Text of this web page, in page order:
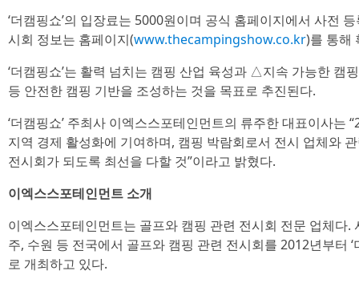
‘더캠핑쇼’의 입장료는 5000원이며 공식 홈페이지에서 사전
시회 정보는 홈페이지(www.thecampingshow.co.kr)를 통해
‘더캠핑쇼’는 활력 넘치는 캠핑 산업 육성과 △지속 가능한 캠
등 안전한 캠핑 기반을 조성하는 것을 목표로 추진된다.
‘더캠핑쇼’ 주최사 이엑스스포테인먼트의 류주한 대표이사는
지역 경제 활성화에 기여하며, 캠핑 박람회로서 전시 업체와
전시회가 되도록 최선을 다할 것”이라고 밝혔다.
이엑스스포테인먼트 소개
이엑스스포테인먼트는 골프와 캠핑 관련 전시회 전문 업체다.
주, 수원 등 전국에서 골프와 캠핑 관련 전시회를 2012년부터 ‘
로 개최하고 있다.